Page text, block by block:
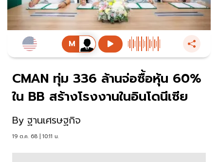
CMAN ทุ่ม 336 ล้านจ่อซื้อหุ้น 60%
ใน BB สร้างโรงงานในอินโดนีเซีย
By ฐานเศรษฐกิจ
19 ต.ค. 68 | 10:11 น.